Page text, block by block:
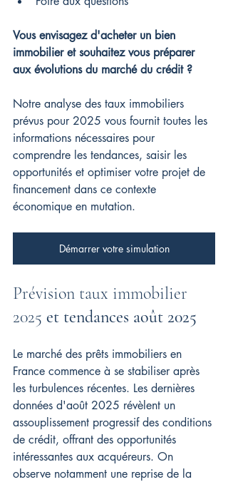
Vous envisagez d'acheter un bien
immobilier et souhaitez vous préparer
aux évolutions du marché du crédit ?
Notre analyse des taux immobiliers
prévus pour 2025 vous fournit toutes les
informations nécessaires pour
comprendre les tendances, saisir les
opportunités et optimiser votre projet de
financement dans ce contexte
économique en mutation.
Démarrer votre simulation
Prévision taux immobilier
2025 et tendances août 2025
Le marché des prêts immobiliers en
France commence à se stabiliser après
les turbulences récentes. Les dernières
données d'août 2025 révèlent un
assouplissement progressif des conditions
de crédit, offrant des opportunités
intéressantes aux acquéreurs. On
observe notamment une reprise de la